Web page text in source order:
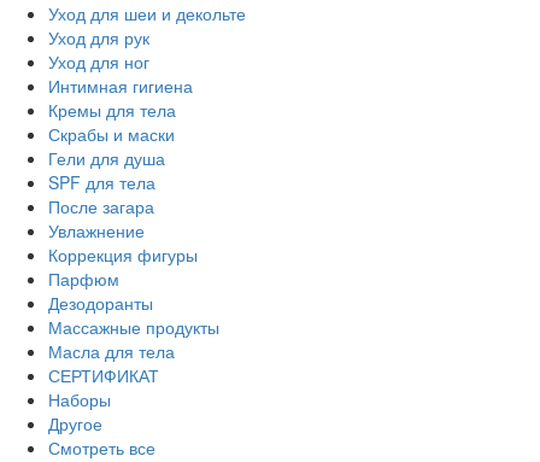
Уход для шеи и декольте
Уход для рук
Уход для ног
Интимная гигиена
Кремы для тела
Скрабы и маски
Гели для душа
SPF для тела
После загара
Увлажнение
Коррекция фигуры
Парфюм
Дезодоранты
Массажные продукты
Масла для тела
СЕРТИФИКАТ
Наборы
Другое
Смотреть все